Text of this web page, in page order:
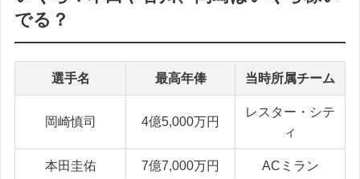
でる？
選手名 最高年俸 当時所属チーム
岡崎慎司 4億5,000万円
レスター・シテ
ィ
本田圭佑 7億7,000万円 ACミラン